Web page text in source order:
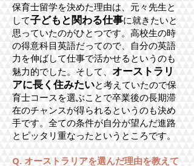
保育士留学を決めた理由は、元々先生と
して子どもと関わる仕事に就きたいと
思っていたのがひとつです。高校生の時
の得意科目英語だってので、自分の英語
力を伸ばして仕事で活かせるというのも
魅力的でした。そして、 オーストラリ
アに長く住みたいと考えていたので保
育士コースを選ぶことで卒業後の長期滞
在のチャンスが得られるというのも決め
手です。全ての条件が自分が望んだ進路
とピッタリ重なったというところです。
Q. オーストラリアを選んだ理由を教えて